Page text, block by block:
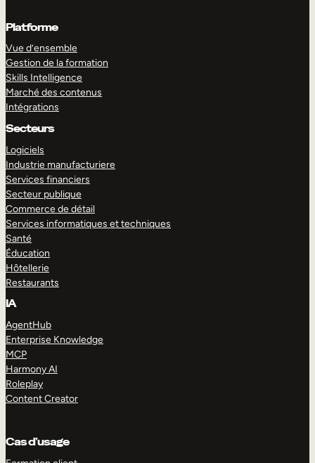
Platforme
Vue d’ensemble
Gestion de la formation
Skills Intelligence
Marché des contenus
Intégrations
Secteurs
Logiciels
Industrie manufacturiere
Services financiers
Secteur publique
Commerce de détail
Services informatiques et techniques
Santé
Éducation
Hôtellerie
Restaurants
IA
AgentHub
Enterprise Knowledge
MCP
Harmony AI
Roleplay
Content Creator
Cas d’usage